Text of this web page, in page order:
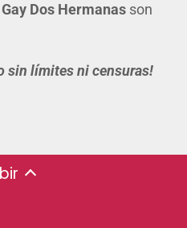
Dos Hermanas son
sin límites ni censuras!